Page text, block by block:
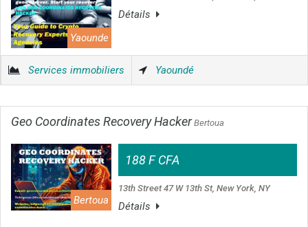
Yaounde
Détails
Services immobiliers Yaoundé
Geo Coordinates Recovery HackerBertoua
Bertoua
188 F CFA
13th Street 47 W 13th St, New York, NY
Détails